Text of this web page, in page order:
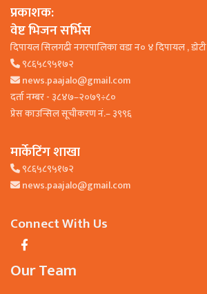
प्रकाशक:
वेष्ट भिजन सर्भिस
दिपायल सिलगढी नगरपालिका वडा न० ४ दिपायल , डाेटी
९८६५८९५१७२
news.paajalo@gmail.com
दर्ता नम्बर - ३८४७–२०७९÷८०
प्रेस काउन्सिल सूचीकरण नं.– ३९९६
मार्केटिंग शाखा
९८६५८९५१७२
news.paajalo@gmail.com
Connect With Us
Our Team